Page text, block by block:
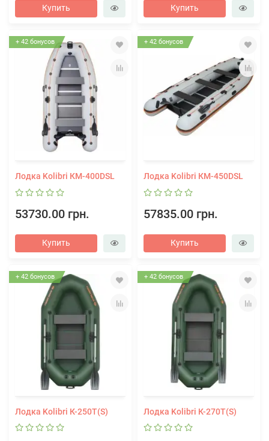
Купить Купить
+ 42 бонусов
Лодка Kolibri КМ-400DSL
53730.00 грн.
Купить
+ 42 бонусов
Лодка Kolibri КМ-450DSL
57835.00 грн.
Купить
+ 42 бонусов
Лодка Kolibri К-250Т(S)
+ 42 бонусов
Лодка Kolibri К-270Т(S)